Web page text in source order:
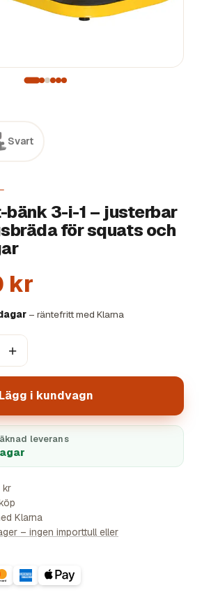
bänk 3-i-1 – justerbar
för squats och
kr
– räntefritt med Klarna
Svart
+
Lägg i kundvagn
leverans
kr
Klarna
– ingen importtull eller